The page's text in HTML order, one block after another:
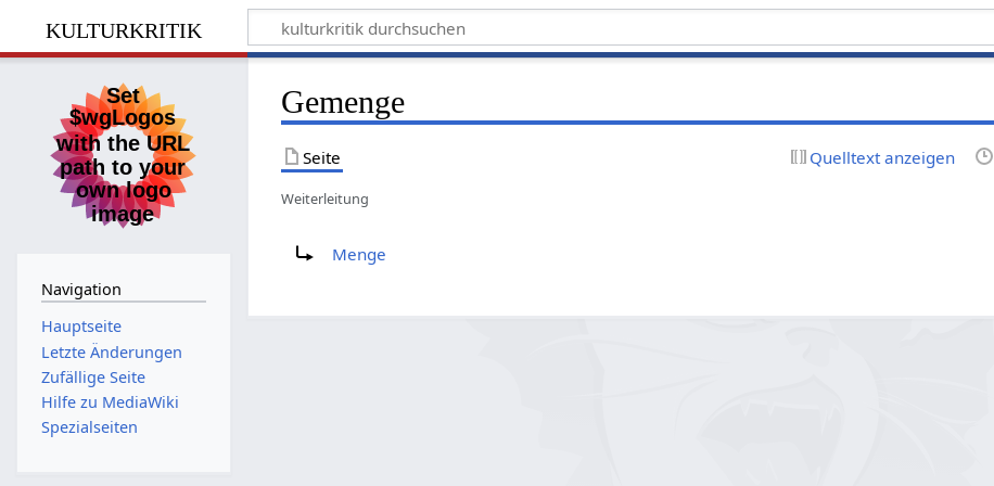
kulturkritik
Gemenge
Seite Quelltext anzeigen
Weiterleitung
Menge
Navigation
Hauptseite
Letzte Änderungen
Zufällige Seite
Hilfe zu MediaWiki
Spezialseiten